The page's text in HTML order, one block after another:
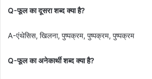
Q-फूल का दूसरा शब्द क्या है?
A-एंथेसिस, खिलना, पुष्पक्रम, पुष्पक्रम, पुष्पक्रम
Q-फूल का अनेकार्थी शब्द क्या है?